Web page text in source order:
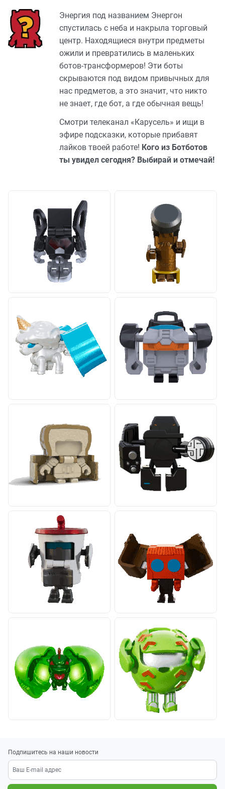
Энергия под названием Энергон
спустилась с неба и накрыла торговый
центр. Находящиеся внутри предметы
ожили и превратились в маленьких
ботов-трансформеров! Эти боты
скрываются под видом привычных для
нас предметов, а это значит, что никто
не знает, где бот, а где обычная вещь!
Смотри телеканал «Карусель» и ищи в
эфире подсказки, которые прибавят
лайков твоей работе! Кого из Ботботов
ты увидел сегодня? Выбирай и отмечай!
Подпишитесь на наши новости